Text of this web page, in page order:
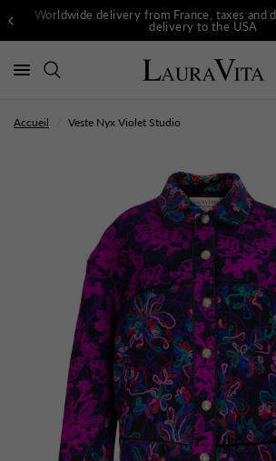
Worldwide delivery from France, taxes and
delivery to the USA
Accueil Veste Nyx Violet Studio